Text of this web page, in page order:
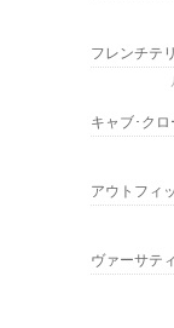
フレンチテ
キャブ･ク
アウトフィ
ヴァーサテ